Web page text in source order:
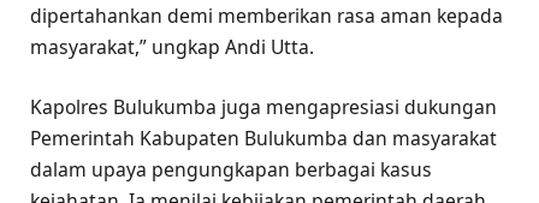
dipertahankan demi memberikan rasa aman kepada
masyarakat,” ungkap Andi Utta.
Kapolres Bulukumba juga mengapresiasi dukungan
Pemerintah Kabupaten Bulukumba dan masyarakat
dalam upaya pengungkapan berbagai kasus